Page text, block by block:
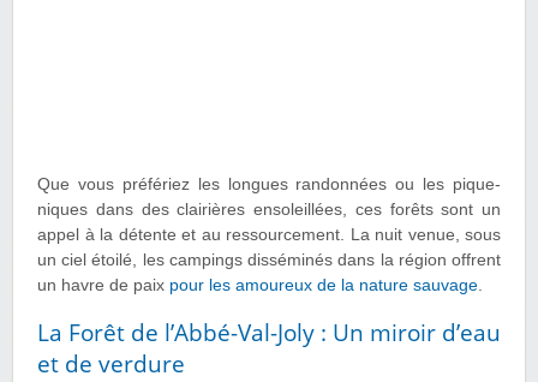
Que vous préfériez les longues randonnées ou les pique-
niques dans des clairières ensoleillées, ces forêts sont un
appel à la détente et au ressourcement. La nuit venue, sous
un ciel étoilé, les campings disséminés dans la région offrent
un havre de paix pour les amoureux de la nature sauvage.
La Forêt de l’Abbé-Val-Joly : Un miroir d’eau
et de verdure